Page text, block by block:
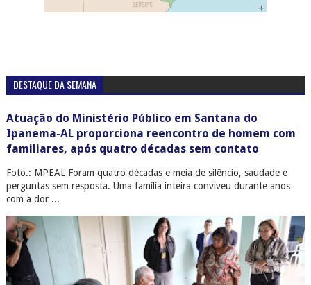
DESTAQUE DA SEMANA
Atuação do Ministério Público em Santana do
Ipanema-AL proporciona reencontro de homem com
familiares, após quatro décadas sem contato
Foto.: MPEAL Foram quatro décadas e meia de silêncio, saudade e
perguntas sem resposta. Uma família inteira conviveu durante anos
com a dor ...